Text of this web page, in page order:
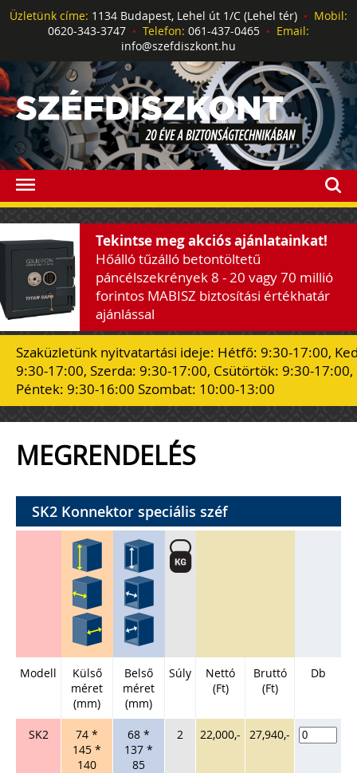
Üzletünk címe: 1134 Budapest, Lehel út 1/C (Lehel tér) • Mobil:
0620-343-3747 • Telefon: 061-437-0465 • Email:
info@szefdiszkont.hu
Tekintse meg akciós ajánlatainkat!
Hőálló tűzálló betontöltetű
páncélszekrények 8 - 20 vagy 70 millió
forintos MABISZ biztosítási értékhatár
ajánlással
Szaküzletünk nyitvatartási ideje: Hétfő: 9:30-17:00,
9:30-17:00, Szerda: 9:30-17:00, Csütörtök: 9:30-17:00,
Péntek: 9:30-16:00 Szombat: 10:00-13:00
MEGRENDELÉS
SK2 Konnektor speciális széf
Modell
Külső
méret
(mm)
Belső
méret
(mm)
Súly
Nettó
(Ft)
Bruttó
(Ft)
Db
SK2
74 *
145 *
140
68 *
137 *
85
2 22,000,- 27,940,-